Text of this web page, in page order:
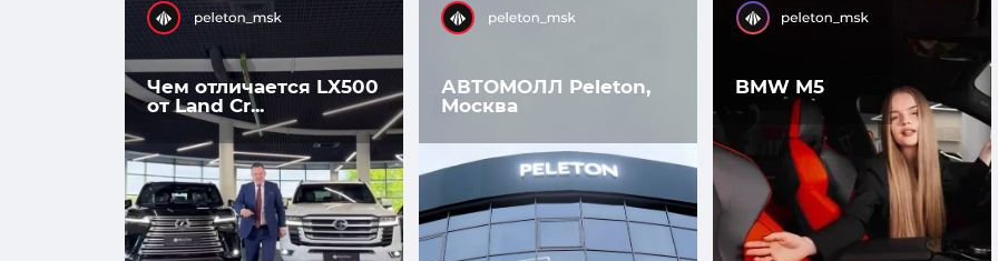
Чем отличается LX500
от Land Cr...
АВТОМОЛЛ Peleton,
Москва
BMW M5